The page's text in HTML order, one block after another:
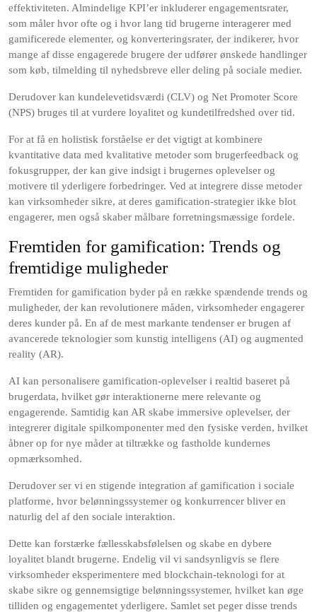
effektiviteten. Almindelige KPI’er inkluderer engagementsrater,
som måler hvor ofte og i hvor lang tid brugerne interagerer med
gamificerede elementer, og konverteringsrater, der indikerer, hvor
mange af disse engagerede brugere der udfører ønskede handlinger
som køb, tilmelding til nyhedsbreve eller deling på sociale medier.
Derudover kan kundelevetidsværdi (CLV) og Net Promoter Score
(NPS) bruges til at vurdere loyalitet og kundetilfredshed over tid.
For at få en holistisk forståelse er det vigtigt at kombinere
kvantitative data med kvalitative metoder som brugerfeedback og
fokusgrupper, der kan give indsigt i brugernes oplevelser og
motivere til yderligere forbedringer. Ved at integrere disse metoder
kan virksomheder sikre, at deres gamification-strategier ikke blot
engagerer, men også skaber målbare forretningsmæssige fordele.
Fremtiden for gamification: Trends og
fremtidige muligheder
Fremtiden for gamification byder på en række spændende trends og
muligheder, der kan revolutionere måden, virksomheder engagerer
deres kunder på. En af de mest markante tendenser er brugen af
avancerede teknologier som kunstig intelligens (AI) og augmented
reality (AR).
AI kan personalisere gamification-oplevelser i realtid baseret på
brugerdata, hvilket gør interaktionerne mere relevante og
engagerende. Samtidig kan AR skabe immersive oplevelser, der
integrerer digitale spilkomponenter med den fysiske verden, hvilket
åbner op for nye måder at tiltrække og fastholde kundernes
opmærksomhed.
Derudover ser vi en stigende integration af gamification i sociale
platforme, hvor belønningssystemer og konkurrencer bliver en
naturlig del af den sociale interaktion.
Dette kan forstærke fællesskabsfølelsen og skabe en dybere
loyalitet blandt brugerne. Endelig vil vi sandsynligvis se flere
virksomheder eksperimentere med blockchain-teknologi for at
skabe sikre og gennemsigtige belønningssystemer, hvilket kan øge
tilliden og engagementet yderligere. Samlet set peger disse trends